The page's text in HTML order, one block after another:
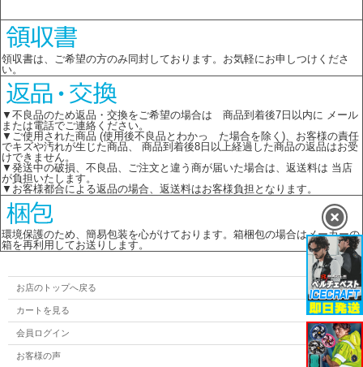
領収書は、ご希望の方のみ同封しております。お気軽にお申しつけくださ
い。
▼不良品のため返品・交換をご希望の場合は 商品到着後7日以内に メール
または電話でご連絡ください。
▼ご使用された商品 (使用後不良品とわかっ た場合を除く)、お客様の責任
でキズや汚れが生じた商品、 商品到着後8日以上経過した商品の返品はお受
けできません。
▼発送中の破損、不良品、ご注文と違う商が届いた場合は、返送料は 当店
が負担いたします。
▼お客様都合による返品の場合、返送料はお客様負担となります。
環境保護のため、簡易包装を心がけております。箱梱包の場合はメーカーの
箱を再利用してお送りします。
お店のトップへ戻る
カートを見る
会員ログイン
お客様の声